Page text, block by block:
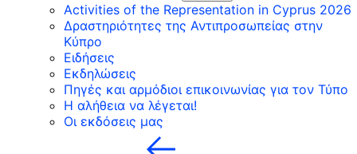
Activities of the Representation in Cyprus 2026
Δραστηριότητες της Αντιπροσωπείας στην
Κύπρο
Ειδήσεις
Εκδηλώσεις
Πηγές και αρμόδιοι επικοινωνίας για τον Τύπο
Η αλήθεια να λέγεται!
Οι εκδόσεις μας